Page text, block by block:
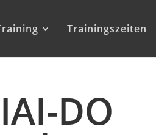
Trainingszeiten
DO